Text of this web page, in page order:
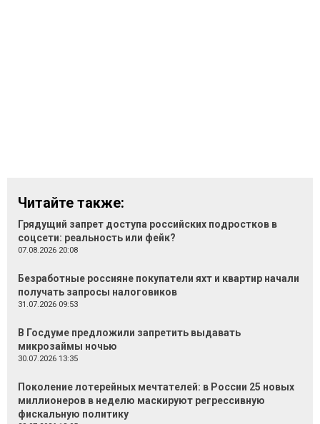
Читайте также:
Грядущий запрет доступа российских подростков в
соцсети: реальность или фейк?
07.08.2026 20:08
Безработные россияне покупатели яхт и квартир начали
получать запросы налоговиков
31.07.2026 09:53
В Госдуме предложили запретить выдавать
микрозаймы ночью
30.07.2026 13:35
Поколение лотерейных мечтателей: в России 25 новых
миллионеров в неделю маскируют регрессивную
фискальную политику